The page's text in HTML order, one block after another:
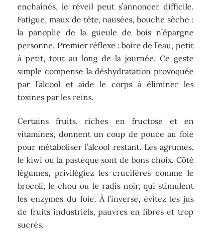
enchaînés, le réveil peut s’annoncer difficile.
Fatigue, maux de tête, nausées, bouche sèche :
la panoplie de la gueule de bois n’épargne
personne. Premier réflexe : boire de l’eau, petit
à petit, tout au long de la journée. Ce geste
simple compense la déshydratation provoquée
par l’alcool et aide le corps à éliminer les
toxines par les reins.
Certains fruits, riches en fructose et en
vitamines, donnent un coup de pouce au foie
pour métaboliser l’alcool restant. Les agrumes,
le kiwi ou la pastèque sont de bons choix. Côté
légumes, privilégiez les crucifères comme le
brocoli, le chou ou le radis noir, qui stimulent
les enzymes du foie. À l’inverse, évitez les jus
de fruits industriels, pauvres en fibres et trop
sucrés.